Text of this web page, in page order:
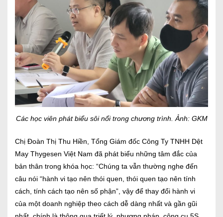
Các học viên phát biểu sôi nổi trong chương trình. Ảnh: GKM
Chị Đoàn Thị Thu Hiền, Tổng Giám đốc Công Ty TNHH Dệt
May Thygesen Việt Nam đã phát biểu những tâm đắc của
bản thân trong khóa học: “Chúng ta vẫn thường nghe đến
câu nói “hành vi tạo nên thói quen, thói quen tạo nên tính
cách, tính cách tạo nên số phận”, vậy để thay đổi hành vi
của một doanh nghiệp theo cách dễ dàng nhất và gần gũi